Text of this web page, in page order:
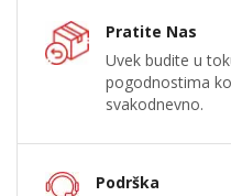
Pratite Nas
Uvek budite u
pogodnostima
svakodnevno.
Podrška